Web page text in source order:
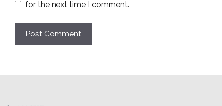
for the next time I comment.